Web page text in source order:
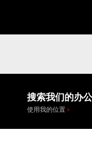
搜索我们的办
使用我的位置